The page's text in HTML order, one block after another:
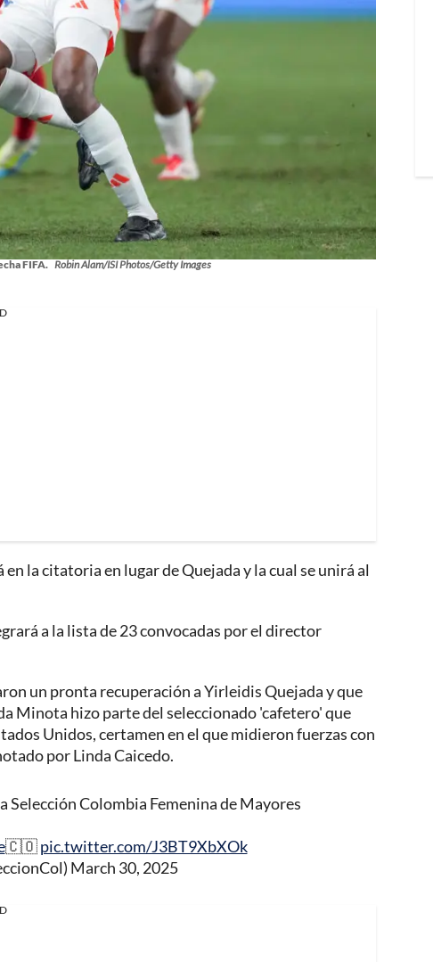
FIFA. Robin Alam/ISI Photos/Getty Images
la citatoria en lugar de Quejada y la cual se unirá al
a la lista de 23 convocadas por el director
un pronta recuperación a Yirleidis Quejada y que
Minota hizo parte del seleccionado 'cafetero' que
Unidos, certamen en el que midieron fuerzas con
por Linda Caicedo.
Selección Colombia Femenina de Mayores
🇨🇴pic.twitter.com/J3BT9XbXOk
March 30, 2025